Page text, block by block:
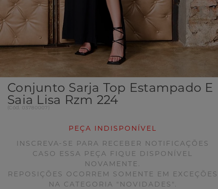
Conjunto Sarja Top Estampado E
Saia Lisa Rzm 224
(Cód. 03780007
PEÇA INDISPONÍVEL
INSCREVA-SE PARA RECEBER NOTIFICAÇÕES
CASO ESSA PEÇA FIQUE DISPONÍVEL
NOVAMENTE.
REPOSIÇÕES OCORREM SOMENTE EM EXCEÇÕES
NA CATEGORIA "NOVIDADES".